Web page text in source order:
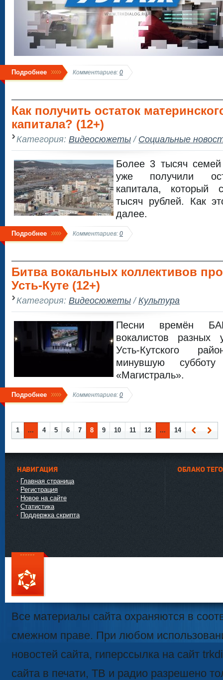
Подробнее Комментариев: 0
Как получить остаток
капитала? (12+)
Категория: Видеосюжеты/Социальные
Более 3 тысяч семей
уже получили
капитала, который
тысяч рублей. Как
далее.
Подробнее Комментариев: 0
Битва вокальных коллективов
Усть-Куте (12+)
Категория: Видеосюжеты/Культура
Песни времён
вокалистов разных
Усть-Кутского
минувшую
«Магистраль».
Подробнее Комментариев: 0
1 ... 4 5 6 7 8 9 10 11 12 ...
14
НАВИГАЦИЯ
Главная страница
Регистрация
Новое на сайте
Статистика
Поддержка скрипта
ОБЛАКО
111
Все материалы сайта охраняются в
смежном праве. При любом
новостей сайта, гиперссылка на сайт
сайта в печати, ТВ и радио разрешено